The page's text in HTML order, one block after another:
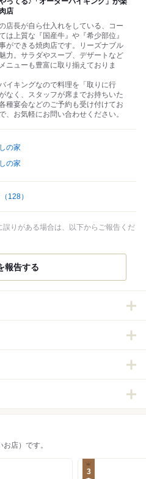
店
店長が自ら仕入れをしている、コー
は上質な『国産牛』や『希少部位』
ができる焼肉店です。リーズナブル
力。サラダやスープ、デザートなど
ニューも豊富に取り揃えておりま
イキングなので料理を「取りに行
なく、スタッフが席までお持ちいた
種宴会などのご予約も受け付けてお
、お気軽にお問い合わせください。
の家
の家
（128）
りがある場合は、以下からご報告くだ
報告する
店）です。
3